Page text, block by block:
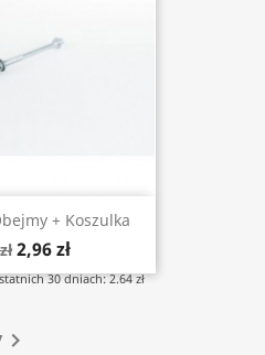
+ Koszulka
2,96 zł
30 dniach: 2.64 zł
